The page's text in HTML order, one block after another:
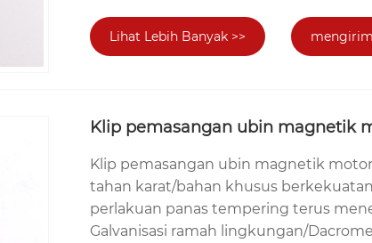
Lihat Lebih Banyak >>
Klip pemasangan ubin magnetik
Klip pemasangan ubin magnetik
tahan karat/bahan khusus
perlakuan panas tempering terus
Galvanisasi ramah lingkungan/